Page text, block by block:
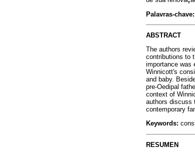
Palavras-chave:
ABSTRACT
The authors
contributions to
importance was
Winnicott's
and baby.
pre-Oedipal
context of
authors discuss
contemporary
Keywords:
RESUMEN